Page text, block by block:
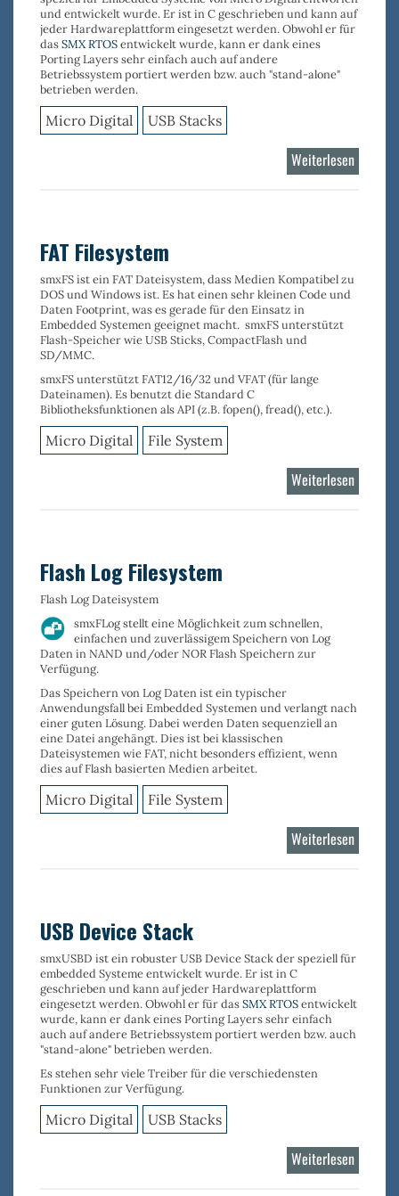
und entwickelt wurde. Er ist in C geschrieben und kann auf
jeder Hardwareplattform eingesetzt werden. Obwohl er für
dasSMX RTOSentwickelt wurde, kann er dank eines
Porting Layers sehr einfach auch auf andere
Betriebssystem portiert werden bzw. auch "stand-alone"
betrieben werden.
Micro Digital USB Stacks
Weiterlesen
USB
FAT Filesystem
smxFSist ein FAT Dateisystem, dass Medien Kompatibel zu
DOS und Windows ist. Es hat einen sehr kleinen Code und
Daten Footprint, was es gerade für den Einsatz in
Embedded Systemen geeignet macht. smxFSunterstützt
Flash-Speicher wieUSB Sticks, CompactFlash und
SD/MMC.
smxFSunterstütztFAT12/16/32und VFAT(für lange
Dateinamen). Es benutzt die Standard C
Bibliotheksfunktionen als API (z.B. fopen(), fread(), etc.).
Micro Digital File System
Weiterlesen
FAT
Flash Log Filesystem
Flash Log Dateisystem
smxFLog stellt eine Möglichkeit zum schnellen,
einfachen und zuverlässigemSpeichern von Log
Daten in NAND und/oder NOR Flash Speichern zur
Verfügung.
Das Speichern von Log Daten ist ein typischer
Anwendungsfall bei Embedded Systemen und verlangt nach
einer guten Lösung. Dabei werden Daten sequenziell an
eine Datei angehängt. Dies ist bei klassischen
Dateisystemen wie FAT, nicht besonders effizient, wenn
dies auf Flash basierten Medien arbeitet.
Micro Digital File System
Weiterlesen
Flash
USB Device Stack
smxUSBD ist ein robusterUSB Device Stackder speziell für
embedded Systeme entwickelt wurde. Er ist in C
geschrieben und kann auf jeder Hardwareplattform
eingesetzt werden. Obwohl er für dasSMX RTOSentwickelt
wurde, kann er dank eines Porting Layers sehr einfach
auch auf andere Betriebssystem portiert werden bzw. auch
"stand-alone" betrieben werden.
Es stehen sehr vieleTreiberfür die verschiedensten
Funktionen zur Verfügung.
Micro Digital USB Stacks
Weiterlesen
USB